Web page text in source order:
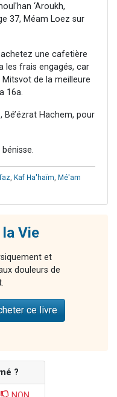
‘Aroukh,
37, Méam Loez sur
une cafetière
les frais engagés, car
Mitsvot de la meilleure
16a.
Hachem, pour
, Kaf Ha'haïm, Mé'am
la Vie
et
douleurs de
ce livre
?